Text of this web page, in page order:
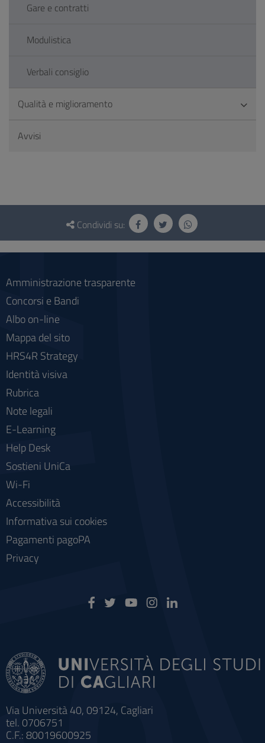
Gare e contratti
Modulistica
Verbali consiglio
Qualità e miglioramento
Avvisi
Questionario
social
Condividi su:
Via Università 40, 09124, Cagliari
tel. 0706751
C.F.: 80019600925
Amministrazione trasparente
Concorsi e Bandi
Albo on-line
Mappa del sito
HRS4R Strategy
Identità visiva
Rubrica
Note legali
E-Learning
Help Desk
Sostieni UniCa
Wi-Fi
Accessibilità
Informativa sui cookies
Pagamenti pagoPA
Privacy